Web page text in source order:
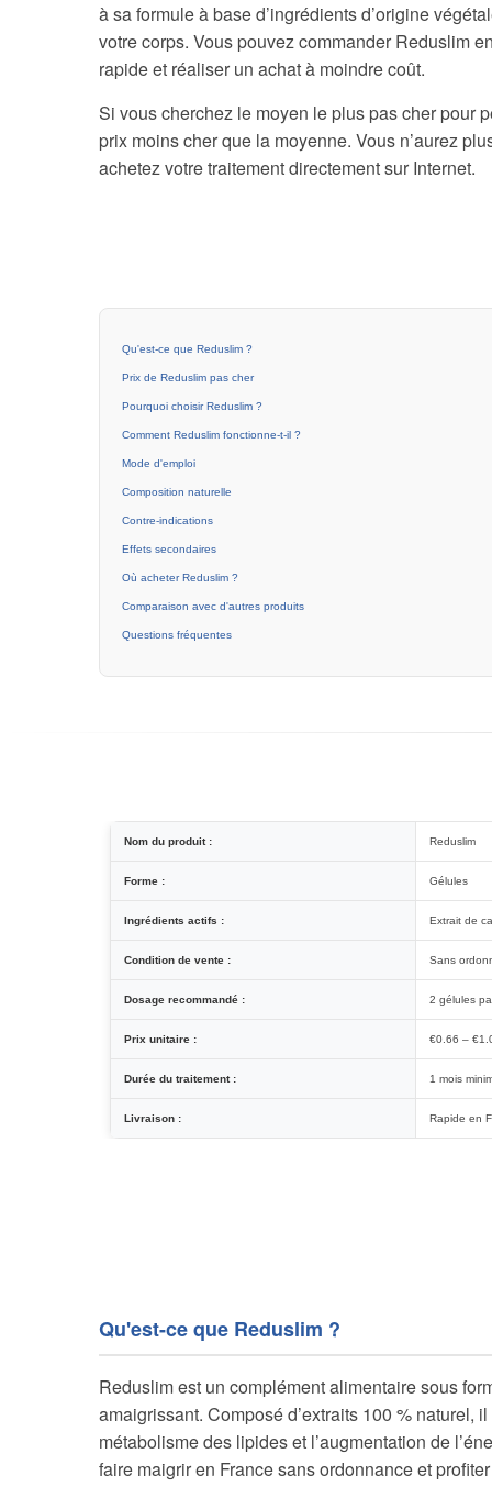
à sa formule à base d’ingrédients d’origine
votre corps. Vous pouvez commander Reduslim
rapide et réaliser un achat à moindre coût.
Si vous cherchez le moyen le plus pas cher pour
prix moins cher que la moyenne. Vous n’aurez
achetez votre traitement directement sur Internet.
Qu'est-ce que Reduslim ?
Prix de Reduslim pas cher
Pourquoi choisir Reduslim ?
Comment Reduslim fonctionne-t-il ?
Mode d'emploi
Composition naturelle
Contre-indications
Effets secondaires
Où acheter Reduslim ?
Comparaison avec d'autres produits
Questions fréquentes
Nom du produit : Reduslim
Forme : Gélules
Ingrédients actifs : Extrait de
Condition de vente : Sans
Dosage recommandé : 2 gélules
Prix unitaire : €0.66 –
Durée du traitement : 1 mois
Livraison : Rapide en
Qu'est-ce que Reduslim ?
Reduslim est un complément alimentaire sous
amaigrissant. Composé d’extraits 100 % naturel,
métabolisme des lipides et l’augmentation de
faire maigrir en France sans ordonnance et